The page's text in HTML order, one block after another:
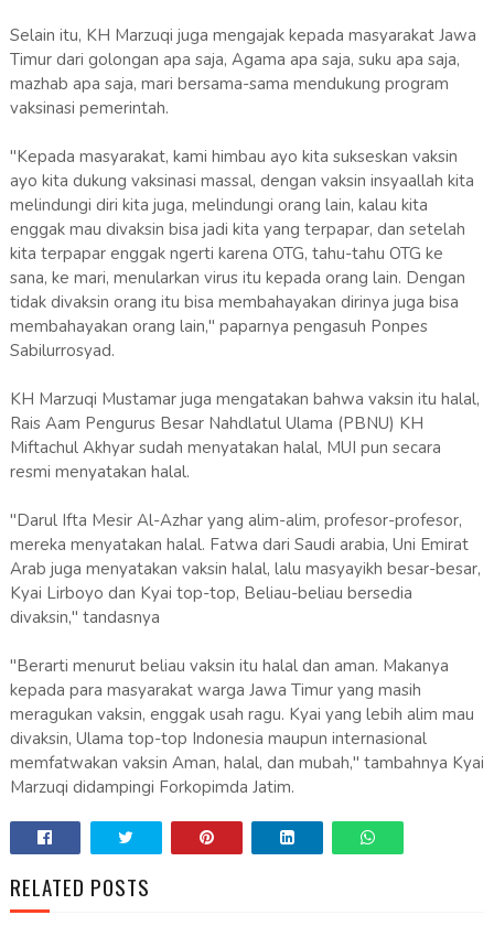
Selain itu, KH Marzuqi juga mengajak kepada masyarakat Jawa
Timur dari golongan apa saja, Agama apa saja, suku apa saja,
mazhab apa saja, mari bersama-sama mendukung program
vaksinasi pemerintah.
"Kepada masyarakat, kami himbau ayo kita sukseskan vaksin
ayo kita dukung vaksinasi massal, dengan vaksin insyaallah kita
melindungi diri kita juga, melindungi orang lain, kalau kita
enggak mau divaksin bisa jadi kita yang terpapar, dan setelah
kita terpapar enggak ngerti karena OTG, tahu-tahu OTG ke
sana, ke mari, menularkan virus itu kepada orang lain. Dengan
tidak divaksin orang itu bisa membahayakan dirinya juga bisa
membahayakan orang lain," paparnya pengasuh Ponpes
Sabilurrosyad.
KH Marzuqi Mustamar juga mengatakan bahwa vaksin itu halal,
Rais Aam Pengurus Besar Nahdlatul Ulama (PBNU) KH
Miftachul Akhyar sudah menyatakan halal, MUI pun secara
resmi menyatakan halal.
"Darul Ifta Mesir Al-Azhar yang alim-alim, profesor-profesor,
mereka menyatakan halal. Fatwa dari Saudi arabia, Uni Emirat
Arab juga menyatakan vaksin halal, lalu masyayikh besar-besar,
Kyai Lirboyo dan Kyai top-top, Beliau-beliau bersedia
divaksin," tandasnya
"Berarti menurut beliau vaksin itu halal dan aman. Makanya
kepada para masyarakat warga Jawa Timur yang masih
meragukan vaksin, enggak usah ragu. Kyai yang lebih alim mau
divaksin, Ulama top-top Indonesia maupun internasional
memfatwakan vaksin Aman, halal, dan mubah," tambahnya Kyai
Marzuqi didampingi Forkopimda Jatim.
RELATED POSTS